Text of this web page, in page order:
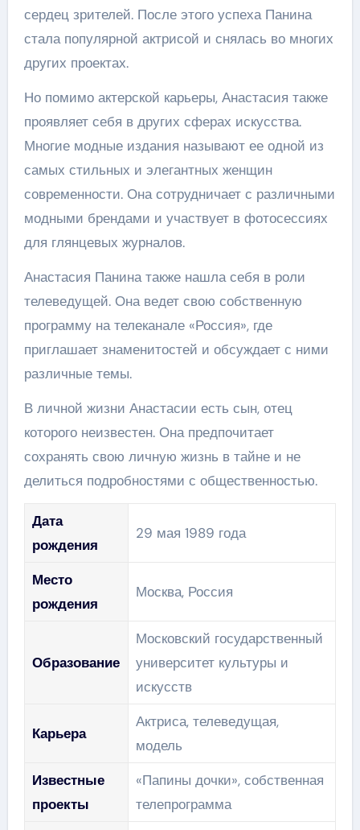
сердец зрителей. После этого успеха Панина
стала популярной актрисой и снялась во многих
других проектах.
Но помимо актерской карьеры, Анастасия также
проявляет себя в других сферах искусства.
Многие модные издания называют ее одной из
самых стильных и элегантных женщин
современности. Она сотрудничает с различными
модными брендами и участвует в фотосессиях
для глянцевых журналов.
Анастасия Панина также нашла себя в роли
телеведущей. Она ведет свою собственную
программу на телеканале «Россия», где
приглашает знаменитостей и обсуждает с ними
различные темы.
В личной жизни Анастасии есть сын, отец
которого неизвестен. Она предпочитает
сохранять свою личную жизнь в тайне и не
делиться подробностями с общественностью.
Дата
рождения
29 мая 1989 года
Место
рождения
Москва, Россия
Образование
Московский государственный
университет культуры и
искусств
Карьера
Актриса, телеведущая,
модель
Известные
проекты
«Папины дочки», собственная
телепрограмма